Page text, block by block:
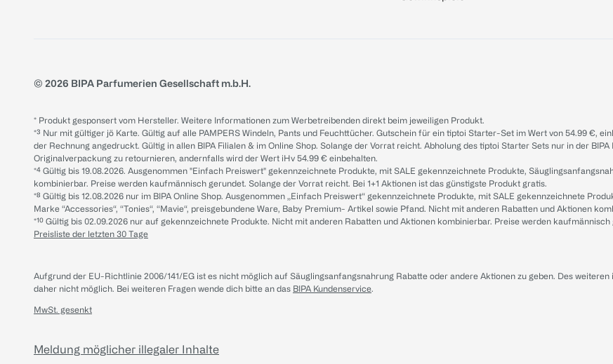
© 2026 BIPA Parfumerien Gesellschaft m.b.H.
* Produkt gesponsert vom Hersteller. Weitere Informationen zum Werbetreibenden direkt beim jeweiligen Produkt.
*³ Nur mit gültiger jö Karte. Gültig auf alle PAMPERS Windeln, Pants und Feuchttücher. Gutschein für ein tiptoi Starter-Set im Wert von 54.99 €,
der Rechnung angedruckt. Gültig in allen BIPA Filialen & im Online Shop. Solange der Vorrat reicht. Abholung des tiptoi Starter Sets nur in der
Originalverpackung zu retournieren, andernfalls wird der Wert iHv 54.99 € einbehalten.
*⁴ Gültig bis 19.08.2026. Ausgenommen "Einfach Preiswert" gekennzeichnete Produkte, mit SALE gekennzeichnete Produkte,
kombinierbar. Preise werden kaufmännisch gerundet. Solange der Vorrat reicht. Bei 1+1 Aktionen ist das günstigste Produkt gratis.
*⁸ Gültig bis 12.08.2026 nur im BIPA Online Shop. Ausgenommen „Einfach Preiswert“ gekennzeichnete Produkte, mit SALE gekennzeichnete
Marke “Accessories“, “Tonies“, “Mavie“, preisgebundene Ware, Baby Premium- Artikel sowie Pfand. Nicht mit anderen Rabatten und Aktionen
*¹⁰ Gültig bis 02.09.2026 nur auf gekennzeichnete Produkte. Nicht mit anderen Rabatten und Aktionen kombinierbar. Preise werden kaufmännisch
Preisliste der letzten 30 Tage
Aufgrund der EU-Richtlinie 2006/141/EG ist es nicht möglich auf Säuglingsanfangsnahrung Rabatte oder andere Aktionen zu geben. Des
daher nicht möglich. Bei weiteren Fragen wende dich bitte an das BIPA Kundenservice.
MwSt. gesenkt
Meldung möglicher illegaler Inhalte